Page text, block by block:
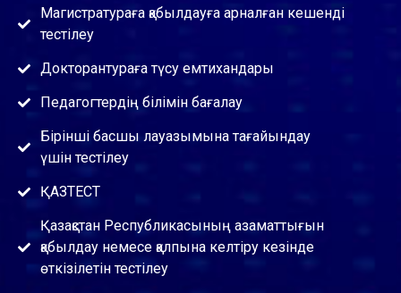
Магистратураға қабылдауға арналған кешенді
тестілеу
Докторантураға түсу емтихандары
Педагогтердің білімін бағалау
Бірінші басшы лауазымына тағайындау
үшін тестілеу
ҚАЗТЕСТ
Қазақстан Республикасының азаматтығын
қабылдау немесе қалпына келтіру кезінде
өткізілетін тестілеу